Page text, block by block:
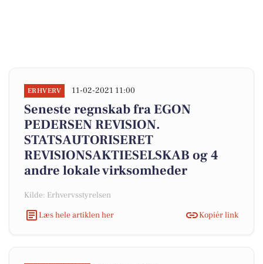
ERHVERV 11-02-2021 11:00
Seneste regnskab fra EGON
PEDERSEN REVISION.
STATSAUTORISERET
REVISIONSAKTIESELSKAB og 4
andre lokale virksomheder
Kilde: Erhvervsstyrelsen
Læs hele artiklen her
Kopiér link